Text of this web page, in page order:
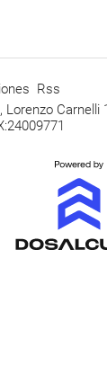
Rss
Lorenzo Carnelli